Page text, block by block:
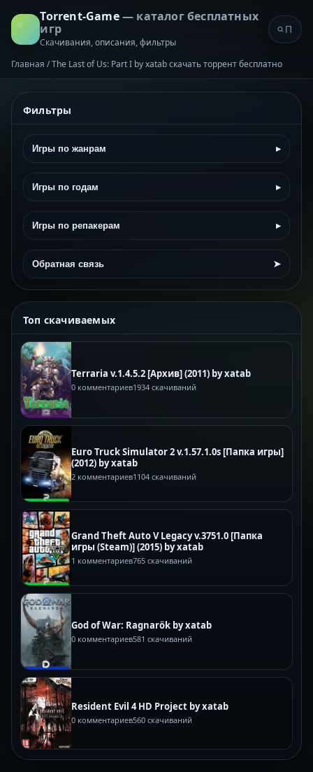
Torrent-Game— каталог бесплатных
игр
Скачивания, описания, фильтры
Главная /The Last of Us: Part I by xatab скачать торрент бесплатно
Фильтры
Игры по жанрам ▸
Игры по годам ▸
Игры по репакерам ▸
Обратная связь ➤
Топ скачиваемых
Terraria v.1.4.5.2 [Архив] (2011) by xatab
0 комментариев1934 скачиваний
Euro Truck Simulator 2 v.1.57.1.0s [Папка игры]
(2012) by xatab
2 комментариев1104 скачиваний
Grand Theft Auto V Legacy v.3751.0 [Папка
игры (Steam)] (2015) by xatab
1 комментариев765 скачиваний
God of War: Ragnarök by xatab
0 комментариев581 скачиваний
Resident Evil 4 HD Project by xatab
0 комментариев560 скачиваний